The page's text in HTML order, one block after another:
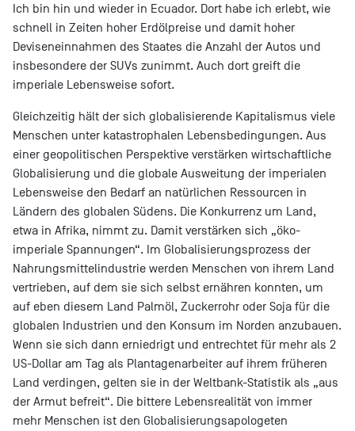
Ich bin hin und wieder in Ecuador. Dort habe ich erlebt, wie
schnell in Zeiten hoher Erdölpreise und damit hoher
Deviseneinnahmen des Staates die Anzahl der Autos und
insbesondere der SUVs zunimmt. Auch dort greift die
imperiale Lebensweise sofort.
Gleichzeitig hält der sich globalisierende Kapitalismus viele
Menschen unter katastrophalen Lebensbedingungen. Aus
einer geopolitischen Perspektive verstärken wirtschaftliche
Globalisierung und die globale Ausweitung der imperialen
Lebensweise den Bedarf an natürlichen Ressourcen in
Ländern des globalen Südens. Die Konkurrenz um Land,
etwa in Afrika, nimmt zu. Damit verstärken sich „öko-
imperiale Spannungen“. Im Globalisierungsprozess der
Nahrungsmittelindustrie werden Menschen von ihrem Land
vertrieben, auf dem sie sich selbst ernähren konnten, um
auf eben diesem Land Palmöl, Zuckerrohr oder Soja für die
globalen Industrien und den Konsum im Norden anzubauen.
Wenn sie sich dann erniedrigt und entrechtet für mehr als 2
US-Dollar am Tag als Plantagenarbeiter auf ihrem früheren
Land verdingen, gelten sie in der Weltbank-Statistik als „aus
der Armut befreit“. Die bittere Lebensrealität von immer
mehr Menschen ist den Globalisierungsapologeten